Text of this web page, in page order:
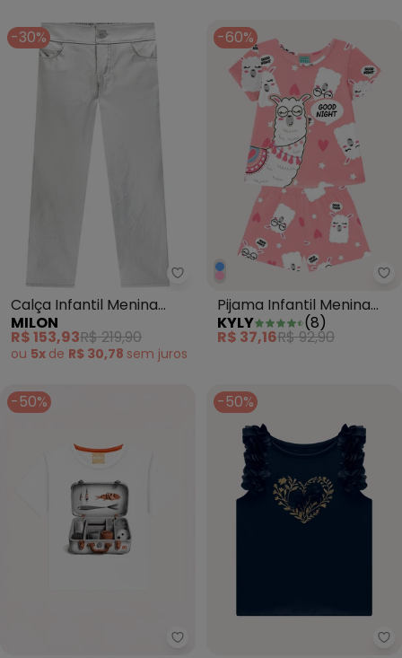
-30%
Milon - Calça
Calça Infantil Menina
Prata
MILON
R$ 153,93R$ 219,90
ou 5x de R$ 30,78 sem juros
-60%
Pijama Infantil Menina
Lhama Rosa
KYLY (8)
R$ 37,16R$ 92,90
-50%
Milon - Camiseta Infantil
-50%